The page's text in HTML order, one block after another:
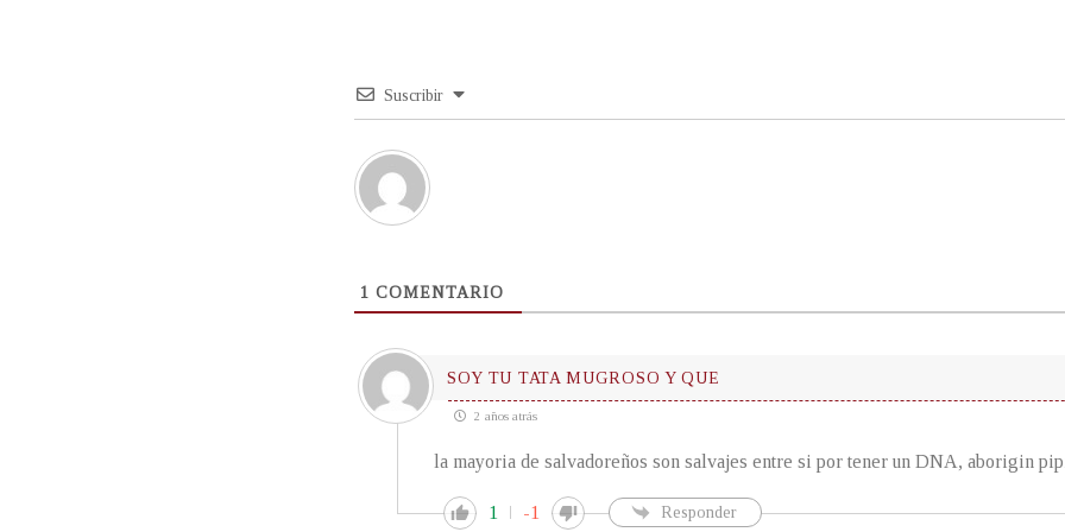
Suscribir
1 COMENTARIO
SOY TU TATA MUGROSO Y QUE
2 años atrás
la mayoria de salvadoreños son salvajes entre si por tener un DNA, aborigin
1 -1 Responder